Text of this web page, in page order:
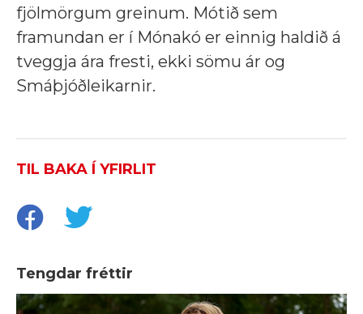
fjölmörgum greinum. Mótið sem
framundan er í Mónakó er einnig haldið á
tveggja ára fresti, ekki sömu ár og
Smáþjóðleikarnir.
TIL BAKA Í YFIRLIT
Tengdar fréttir